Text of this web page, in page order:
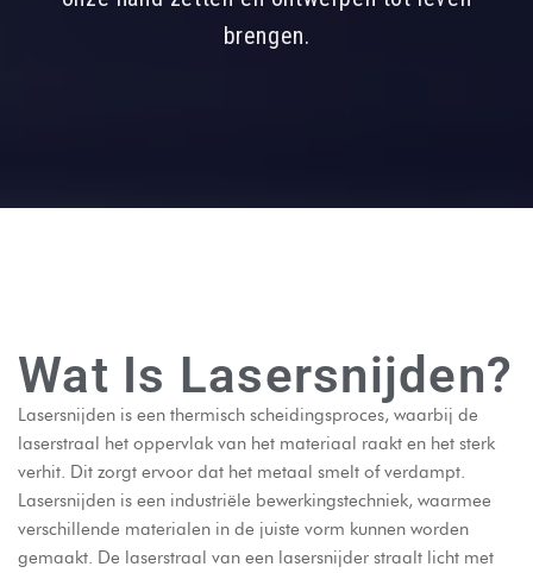
brengen.
Wat Is Lasersnijden?
Lasersnijden is een thermisch scheidingsproces, waarbij de
laserstraal het oppervlak van het materiaal raakt en het sterk
verhit. Dit zorgt ervoor dat het metaal smelt of verdampt.
Lasersnijden is een industriële bewerkingstechniek, waarmee
verschillende materialen in de juiste vorm kunnen worden
gemaakt. De laserstraal van een lasersnijder straalt licht met